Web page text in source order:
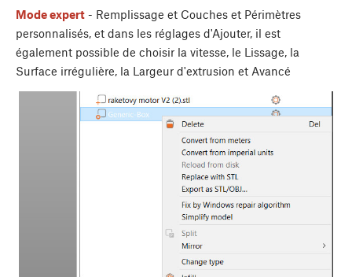
Mode expert - Remplissage et Couches et Périmètres
personnalisés, et dans les réglages d'Ajouter, il est
également possible de choisir la vitesse, le Lissage, la
Surface irrégulière, la Largeur d'extrusion et Avancé